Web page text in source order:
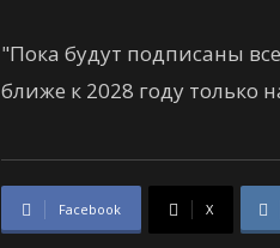
"Пока будут подписаны
ближе к 2028 году только
Facebook X